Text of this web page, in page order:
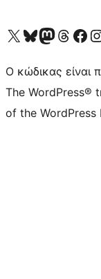
Visit our X (formerly Twitter) account
Visit our Bluesky account
Επισκεφθείτε τον λογαριασμό μας
Visit our Threads
Ο κώδικας είναι
The WordPress®
of the WordPress